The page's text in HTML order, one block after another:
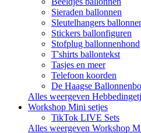
Sieraden ballonnen
Sleutelhangers
Stickers ballonfiguren
Stofplug ballonnenhond
T'shirts ballontekst
Tasjes en meer
Telefoon koorden
De Haagse
Alles weergeven
Workshop Mini setjes
TikTok LIVE Sets
Alles weergeven Workshop